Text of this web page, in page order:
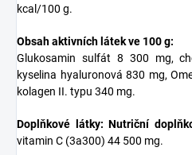
kcal/100 g.
Obsah aktivních látek ve 100 g:
Glukosamin sulfát 8 300 mg,
kyselina hyaluronová 830 mg,
kolagen II. typu 340 mg.
Doplňkové látky: Nutriční
vitamin C (3a300) 44 500 mg.